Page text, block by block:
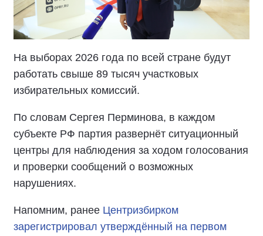
На выборах 2026 года по всей стране будут
работать свыше 89 тысяч участковых
избирательных комиссий.
По словам Сергея Перминова, в каждом
субъекте РФ партия развернёт ситуационный
центры для наблюдения за ходом голосования
и проверки сообщений о возможных
нарушениях.
Напомним, ранее Центризбирком
зарегистрировал утверждённый на первом